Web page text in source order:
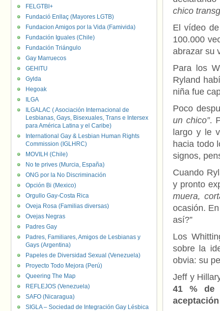
chico
El vídeo
100.000
abrazar su
Para los
Ryland
niña fue
Poco
un chico”.
largo y le
hacia todo
signos,
Cuando
y pronto
muera,
ocasión.
así?”
Los
sobre la
obvia: su
Jeff y
41 % de
FELGTBI+
Fundació Enllaç (Mayores LGTB)
Fundacion Amigos por la Vida (Famivida)
Fundación Iguales (Chile)
Fundación Triángulo
Gay Marruecos
GEHITU
Gylda
Hegoak
ILGA
ILGALAC ( Asociación Internacional de
Lesbianas, Gays, Bisexuales, Trans e Intersex
para América Latina y el Caribe)
International Gay & Lesbian Human Rights
Commission (IGLHRC)
MOVILH (Chile)
No te prives (Murcia, España)
ONG por la No Discriminación
Opción Bi (Mexico)
Orgullo Gay-Costa Rica
Oveja Rosa (Familias diversas)
Ovejas Negras
Padres Gay
Padres, Familiares, Amigos de Lesbianas y
Gays (Argentina)
Papeles de Diversidad Sexual (Venezuela)
Proyecto Todo Mejora (Perú)
Queering The Map
REFLEJOS (Venezuela)
SAFO (Nicaragua)
SIGLA – Sociedad de Integración Gay Lésbica